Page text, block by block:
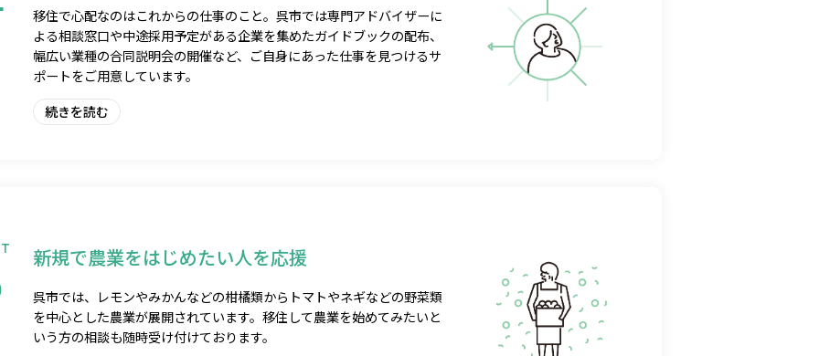
移住で心配なのはこれからの仕事のこと。呉市では専門アドバイザーに
よる相談窓口や中途採用予定がある企業を集めたガイドブックの配布、
幅広い業種の合同説明会の開催など、ご自身にあった仕事を見つけるサ
ポートをご用意しています。
続きを読む
新規で農業をはじめたい人を応援
呉市では、レモンやみかんなどの柑橘類からトマトやネギなどの野菜類
を中心とした農業が展開されています。移住して農業を始めてみたいと
いう方の相談も随時受け付けております。